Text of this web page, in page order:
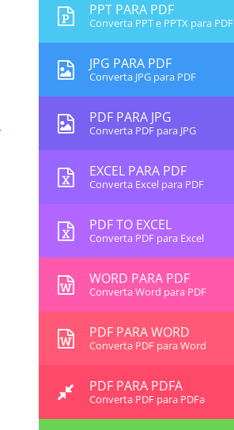
PPT PARA PDF
Converta PPT e PPTX para PDF
JPG PARA PDF
Converta JPG para PDF
PDF PARA JPG
Converta PDF para JPG
EXCEL PARA PDF
Converta Excel para PDF
PDF TO EXCEL
Converta PDF para Excel
WORD PARA PDF
Converta Word para PDF
PDF PARA WORD
Converta PDF para Word
PDF PARA PDFA
Converta PDF para PDFa